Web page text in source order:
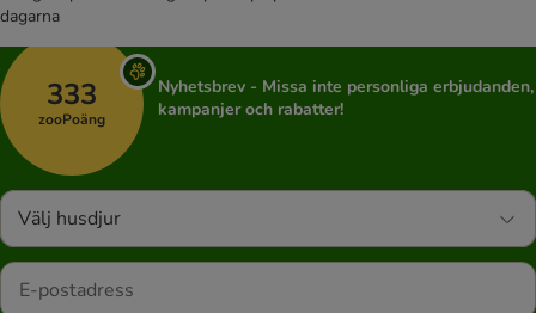
dagarna
333
zooPoäng
Nyhetsbrev - Missa inte personliga erbjudanden,
kampanjer och rabatter!
Välj husdjur